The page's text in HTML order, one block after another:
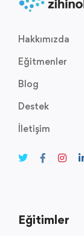
Hakkımızda
Eğitmenler
Blog
Destek
İletişim
Eğitimler